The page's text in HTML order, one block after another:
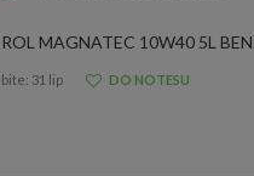
31 lip DO NOTESU